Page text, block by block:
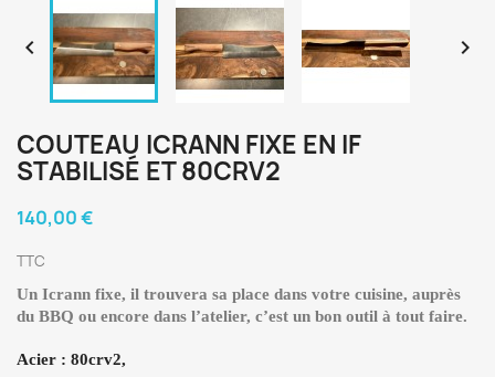
 
COUTEAU ICRANN FIXE EN IF
STABILISÉ ET 80CRV2
140,00 €
TTC
Un Icrann fixe, il trouvera sa place dans votre cuisine, auprès
du BBQ ou encore dans l’atelier, c’est un bon outil à tout faire.
Acier : 80crv2,